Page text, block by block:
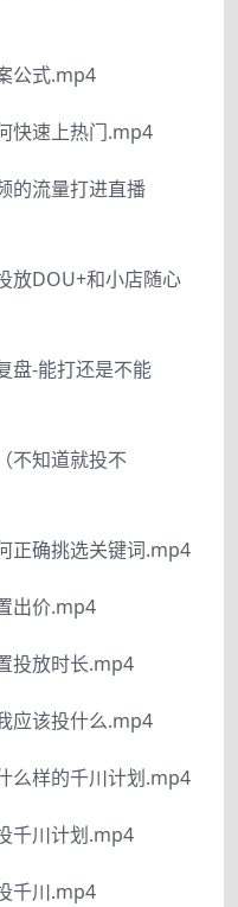
公式.mp4
快速上热门.mp4
的流量打进直播
放DOU+和小店随心
盘-能打还是不能
不知道就投不
正确挑选关键词.mp4
出价.mp4
投放时长.mp4
应该投什么.mp4
么样的千川计划.mp4
千川计划.mp4
千川.mp4